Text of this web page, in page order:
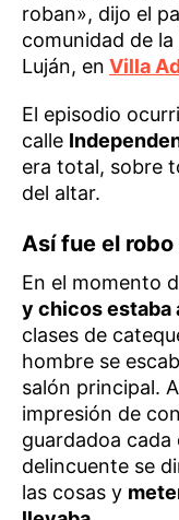
roban», dijo el
comunidad de
Luján, en Villa
El episodio
calle
era total, sobre
del altar.
Así fue el
En el momento
y chicos estaba
clases de
hombre se
salón principal.
impresión de
guardadoa cada
delincuente se
las cosas y